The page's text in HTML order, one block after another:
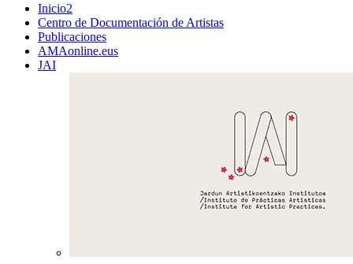
Inicio2
Centro de Documentación de Artistas
Publicaciones
AMAonline.eus
JAI